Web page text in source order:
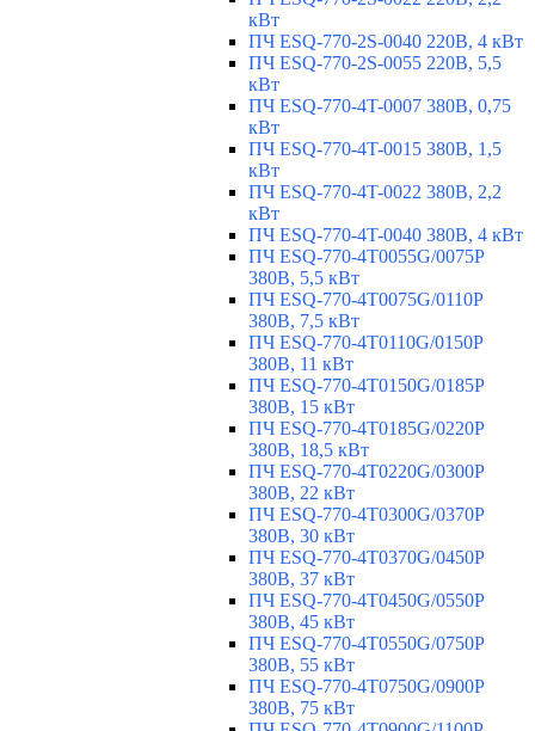
кВт
ПЧ ESQ-770-2S-0040 220В, 4 кВт
ПЧ ESQ-770-2S-0055 220В, 5,5
кВт
ПЧ ESQ-770-4T-0007 380В, 0,75
кВт
ПЧ ESQ-770-4T-0015 380В, 1,5
кВт
ПЧ ESQ-770-4T-0022 380В, 2,2
кВт
ПЧ ESQ-770-4T-0040 380В, 4 кВт
ПЧ ESQ-770-4T0055G/0075P
380В, 5,5 кВт
ПЧ ESQ-770-4T0075G/0110P
380В, 7,5 кВт
ПЧ ESQ-770-4T0110G/0150P
380В, 11 кВт
ПЧ ESQ-770-4T0150G/0185P
380В, 15 кВт
ПЧ ESQ-770-4T0185G/0220P
380В, 18,5 кВт
ПЧ ESQ-770-4T0220G/0300P
380В, 22 кВт
ПЧ ESQ-770-4T0300G/0370P
380В, 30 кВт
ПЧ ESQ-770-4T0370G/0450P
380В, 37 кВт
ПЧ ESQ-770-4T0450G/0550P
380В, 45 кВт
ПЧ ESQ-770-4T0550G/0750P
380В, 55 кВт
ПЧ ESQ-770-4T0750G/0900P
380В, 75 кВт